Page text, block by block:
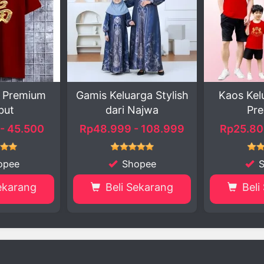
Stylish
108.999
Kaos Keluarga Polos
Premium
Rp25.800 - 42.800
Shopee
Beli Sekarang
Koko